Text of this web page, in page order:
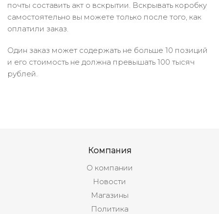
почты составить акт о вскрытии. Вскрывать коробку
самостоятельно вы можете только после того, как
оплатили заказ.
Один заказ может содержать не больше 10 позиций
и его стоимость не должна превышать 100 тысяч
рублей.
Компания
О компании
Новости
Магазины
Политика